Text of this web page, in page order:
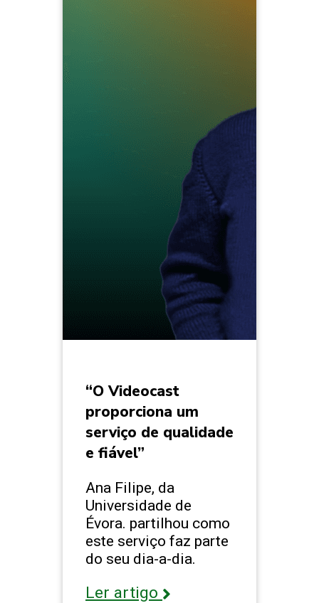
“O Videocast
proporciona um
serviço de qualidade
e fiável”
Ana Filipe, da
Universidade de
Évora. partilhou como
este serviço faz parte
do seu dia-a-dia.
Ler artigo